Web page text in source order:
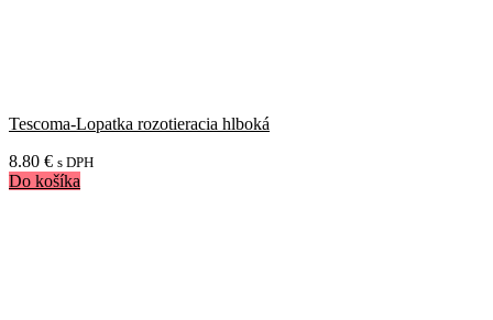
Tescoma-Lopatka rozotieracia hlboká
8.80 € s DPH
Do košíka